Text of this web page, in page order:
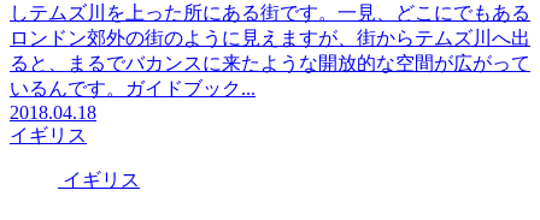
しテムズ川を上った所にある街です。一見、どこにでもある
ロンドン郊外の街のように見えますが、街からテムズ川へ出
ると、まるでバカンスに来たような開放的な空間が広がって
いるんです。ガイドブック...
2018.04.18
イギリス
イギリス